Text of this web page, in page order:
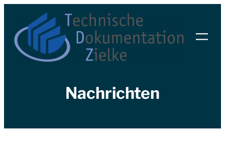
Inhalt
springen
Nachrichten